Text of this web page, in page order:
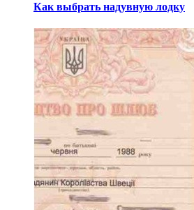
Как выбрать надувную лодку